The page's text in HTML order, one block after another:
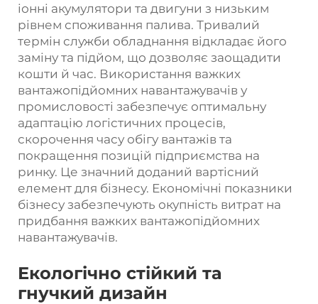
іонні акумулятори та двигуни з низьким
рівнем споживання палива. Тривалий
термін служби обладнання відкладає його
заміну та підйом, що дозволяє заощадити
кошти й час. Використання важких
вантажопідйомних навантажувачів у
промисловості забезпечує оптимальну
адаптацію логістичних процесів,
скорочення часу обігу вантажів та
покращення позицій підприємства на
ринку. Це значний доданий вартісний
елемент для бізнесу. Економічні показники
бізнесу забезпечують окупність витрат на
придбання важких вантажопідйомних
навантажувачів.
Екологічно стійкий та
гнучкий дизайн